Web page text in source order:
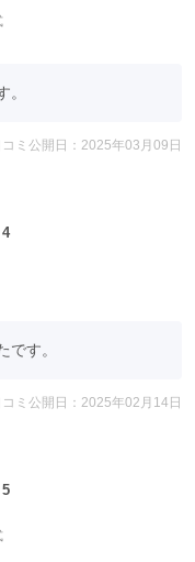
コミ公開日：2025年03月09日
4
す。
コミ公開日：2025年02月14日
5